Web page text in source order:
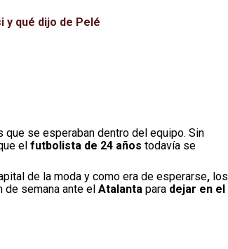
y qué dijo de Pelé
que se esperaban dentro del equipo. Sin
el futbolista de 24 años todavía se
de la moda y como era de esperarse, los
de semana ante el Atalanta para dejar en el